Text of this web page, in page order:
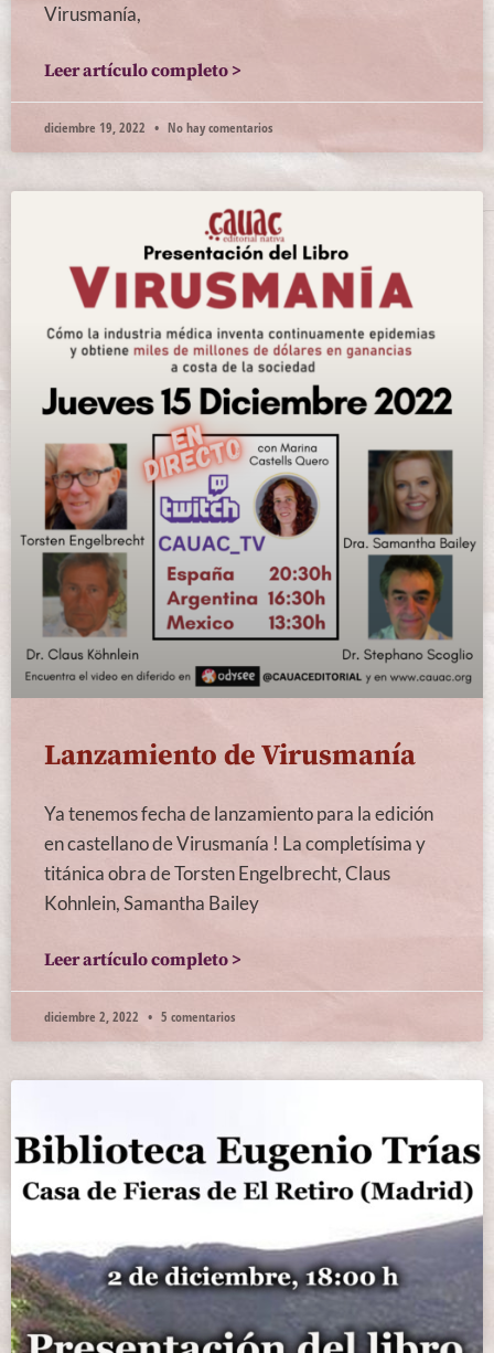
Virusmanía,
Leer artículo completo >
diciembre 19, 2022 No hay comentarios
Lanzamiento de Virusmanía
Ya tenemos fecha de lanzamiento para la edición
en castellano de Virusmanía ! La completísima y
titánica obra de Torsten Engelbrecht, Claus
Kohnlein, Samantha Bailey
Leer artículo completo >
diciembre 2, 2022 5 comentarios